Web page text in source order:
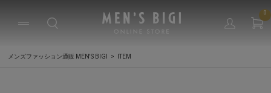
0
メンズファッション通販 MEN'S BIGI ITEM